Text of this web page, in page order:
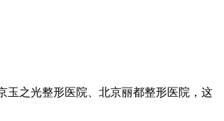
玉之光整形医院、北京丽都整形医院，这